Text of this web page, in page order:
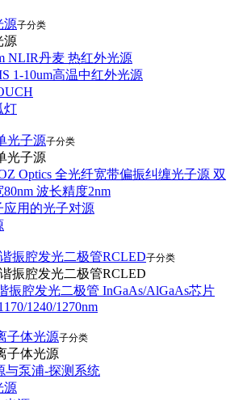
源子分类
源
NLIR丹麦 热红外光源
1-10um高温中红外光源
灯
光子源子分类
光子源
Optics 全光纤宽带偏振纠缠光子源 双
波长精度2nm
应用的光子对源
振腔发光二极管RCLED子分类
振腔发光二极管RCLED
振腔发光二极管 InGaAs/AlGaAs芯片
1240/1270nm
子体光源子分类
子体光源
与泵浦-探测系统
源